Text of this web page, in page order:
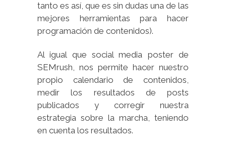
tanto es así, que es sin dudas una de las
mejores herramientas para hacer
programación de contenidos).
Al igual que social media poster de
SEMrush, nos permite hacer nuestro
propio calendario de contenidos,
medir los resultados de posts
publicados y corregir nuestra
estrategia sobre la marcha, teniendo
en cuenta los resultados.